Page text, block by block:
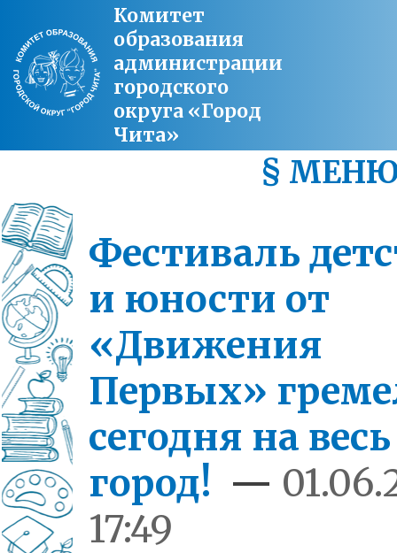
Комитет
образования
администрации
городского
округа «Город
Чита»
§
Фестиваль
и юности от
«Движения
Первых»
сегодня на весь
город! —
17:49